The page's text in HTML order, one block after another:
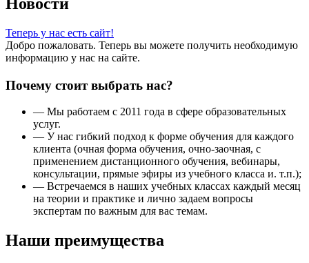
Теперь у нас есть сайт!
Добро пожаловать. Теперь вы можете получить необходимую
информацию у нас на сайте.
Почему стоит выбрать нас?
— Мы работаем с 2011 года в сфере образовательных
услуг.
— У нас гибкий подход к форме обучения для каждого
клиента (очная форма обучения, очно-заочная, с
применением дистанционного обучения, вебинары,
консультации, прямые эфиры из учебного класса и. т.п.);
— Встречаемся в наших учебных классах каждый месяц
на теории и практике и лично задаем вопросы
экспертам по важным для вас темам.
Наши преимущества